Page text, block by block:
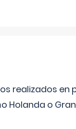
realizados
Holanda o